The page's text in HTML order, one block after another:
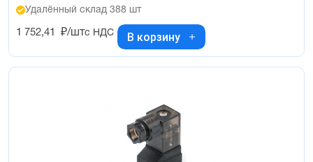
Удалённый склад 388 шт
1 752,41 ₽/штс НДС В корзину